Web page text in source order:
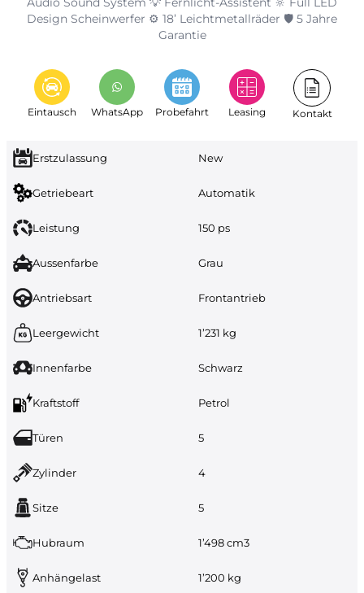
Design Scheinwerfer ⚙️ 18’ Leichtmetallräder 🛡️ 5 Jahre
Garantie
Eintausch WhatsApp Probefahrt Leasing Kontakt
Erstzulassung New
Getriebeart Automatik
Leistung 150 ps
Aussenfarbe Grau
Antriebsart Frontantrieb
Leergewicht 1’231 kg
Innenfarbe Schwarz
Kraftstoff Petrol
Türen 5
Zylinder 4
Sitze 5
Hubraum 1’498 cm3
Anhängelast 1’200 kg